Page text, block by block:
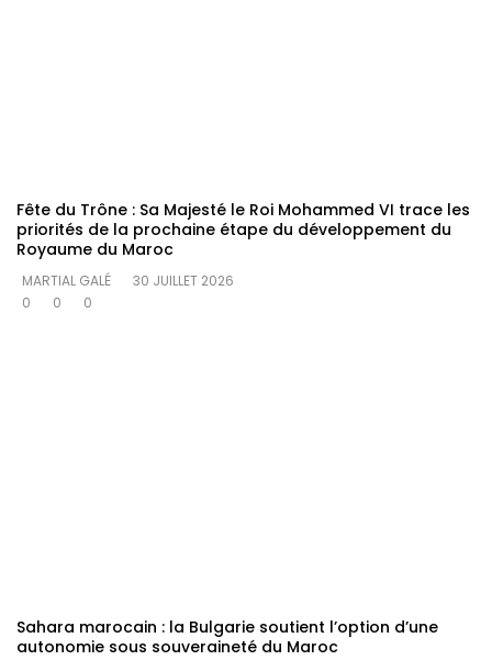
Fête du Trône : Sa Majesté le Roi Mohammed VI trace les
priorités de la prochaine étape du développement du
Royaume du Maroc
MARTIAL GALÉ
30 JUILLET 2026
0
0 0
Sahara marocain : la Bulgarie soutient l’option d’une
autonomie sous souveraineté du Maroc